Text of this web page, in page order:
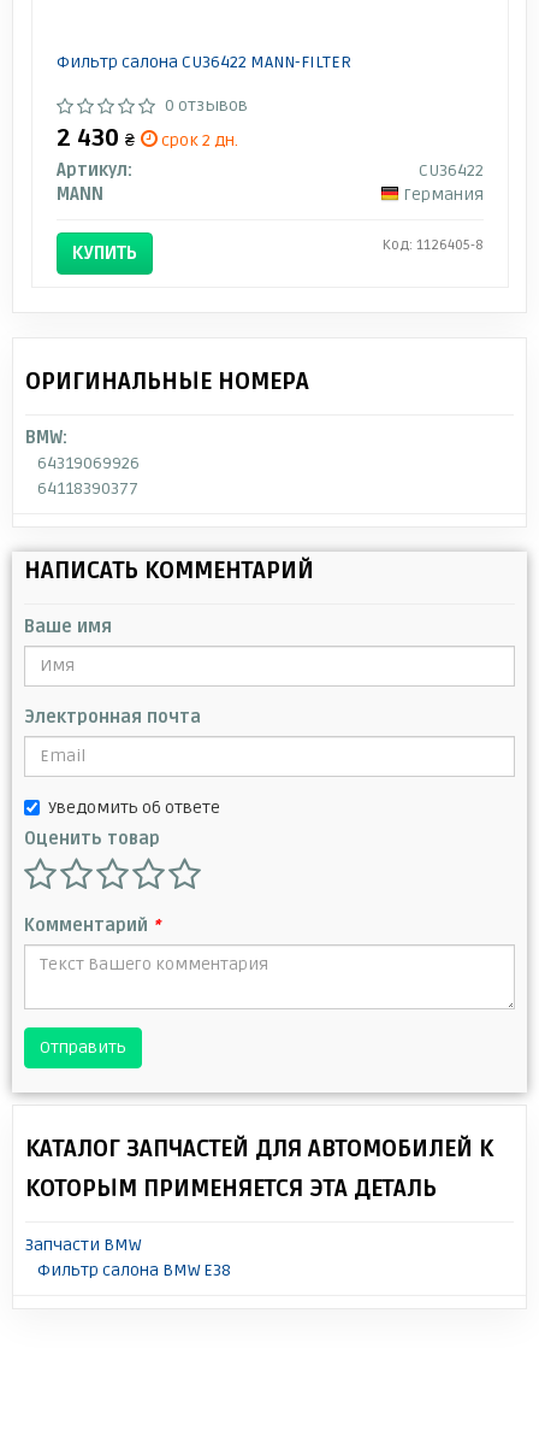
Фильтр салона CU36422 MANN-FILTER
0 отзывов
2 430 ₴
срок 2 дн.
Артикул:
CU36422
MANN
Германия
КУПИТЬ Код: 1126405-8
ОРИГИНАЛЬНЫЕ НОМЕРА
BMW:
64319069926
64118390377
НАПИСАТЬ КОММЕНТАРИЙ
Ваше имя
Электронная почта
Уведомить об ответе
Оценить товар
Комментарий *
Отправить
КАТАЛОГ ЗАПЧАСТЕЙ ДЛЯ АВТОМОБИЛЕЙ К
КОТОРЫМ ПРИМЕНЯЕТСЯ ЭТА ДЕТАЛЬ
Запчасти BMW
Фильтр салона BMW E38